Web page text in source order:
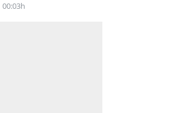
00:03h